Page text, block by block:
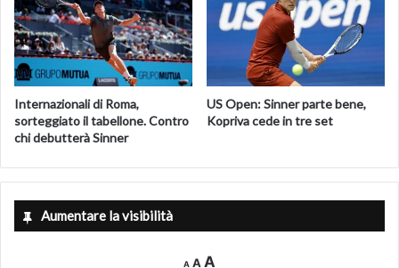
Internazionali di Roma,
sorteggiato il tabellone. Contro
chi debutterà Sinner
US Open: Sinner parte bene,
Kopriva cede in tre set
Aumentare la visibilità
A
Decrease
A Reset
A